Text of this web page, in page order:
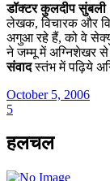
डॉक्टर कुलदीप
लेखक, विचारक और
अगुआ रहे हैं, को वे
ने जम्मू में अग्निशेखर से
संवादस्तंभ में पढ़िये
October 5, 2006
5
हलचल